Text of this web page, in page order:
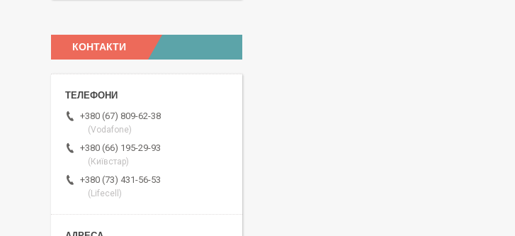
КОНТАКТИ
+380 (67) 809-62-38
(Vodafone)
+380 (66) 195-29-93
(Київстар)
+380 (73) 431-56-53
(Lifecell)